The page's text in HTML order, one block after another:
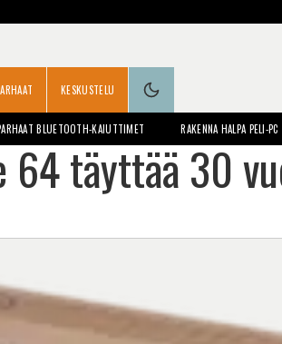
KESKUSTELU
BLUETOOTH-KAIUTTIMET RAKENNA HALPA PELI-PC
64 täyttää 30